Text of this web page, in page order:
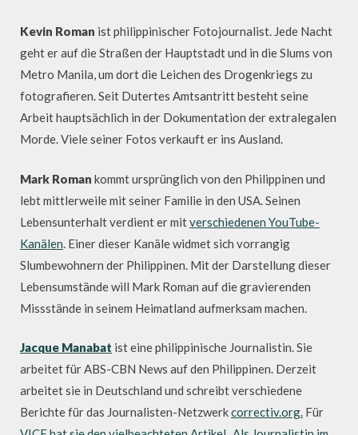
Kevin Roman ist philippinischer Fotojournalist. Jede Nacht
geht er auf die Straßen der Hauptstadt und in die Slums von
Metro Manila, um dort die Leichen des Drogenkriegs zu
fotografieren. Seit Dutertes Amtsantritt besteht seine
Arbeit hauptsächlich in der Dokumentation der extralegalen
Morde. Viele seiner Fotos verkauft er ins Ausland.
Mark Roman kommt ursprünglich von den Philippinen und
lebt mittlerweile mit seiner Familie in den USA. Seinen
Lebensunterhalt verdient er mitverschiedenen YouTube-
Kanälen . Einer dieser Kanäle widmet sich vorrangig
Slumbewohnern der Philippinen. Mit der Darstellung dieser
Lebensumstände will Mark Roman auf die gravierenden
Missstände in seinem Heimatland aufmerksam machen.
Jacque Manabat ist eine philippinische Journalistin. Sie
arbeitet für ABS-CBN News auf den Philippinen. Derzeit
arbeitet sie in Deutschland und schreibt verschiedene
Berichte für das Journalisten-Netzwerkcorrectiv.org. Für